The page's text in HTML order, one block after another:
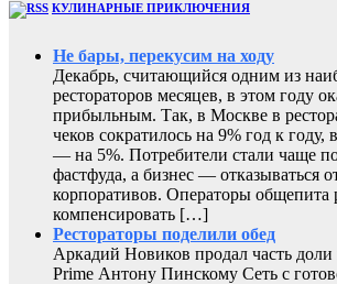
КУЛИНАРНЫЕ ПРИКЛЮЧЕНИЯ
Не бары, перекусим на ходу
Декабрь, считающийся одним из
рестораторов месяцев, в этом году
прибыльным. Так, в Москве в
чеков сократилось на 9% год к году,
— на 5%. Потребители стали чаще
фастфуда, а бизнес — отказываться
корпоративов. Операторы общепита
компенсировать […]
Рестораторы поделили обед
Аркадий Новиков продал часть доли
Prime Антону Пинскому Сеть с